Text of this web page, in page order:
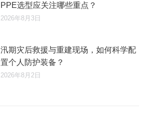
PPE选型应关注哪些重点？
2026年8月3日
汛期灾后救援与重建现场，如何科学配
置个人防护装备？
2026年8月2日